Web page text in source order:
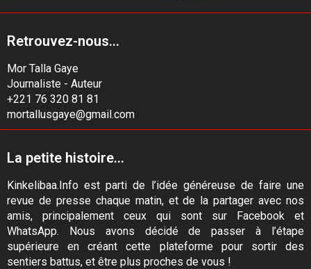
Retrouvez-nous...
Mor Talla Gaye
Journaliste - Auteur
+221 76 320 81 81
mortallusgaye@gmail.com
La petite histoire...
Kinkelibaa.Info est parti de l’idée généreuse de faire une
revue de presse chaque matin, et de la partager avec nos
amis, principalement ceux qui sont sur Facebook et
WhatsApp. Nous avons décidé de passer à l’étape
supérieure en créant cette plateforme pour sortir des
sentiers battus, et être plus proches de vous !